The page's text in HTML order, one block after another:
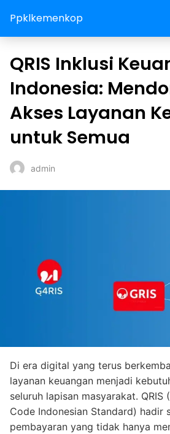
Ppklkemenkop
QRIS Inklusi
Indonesia:
Akses Layanan
untuk Semua
admin
Di era digital yang terus
layanan keuangan menjadi
seluruh lapisan masyarakat. QRIS
Code Indonesian Standard) hadir
pembayaran yang tidak hanya